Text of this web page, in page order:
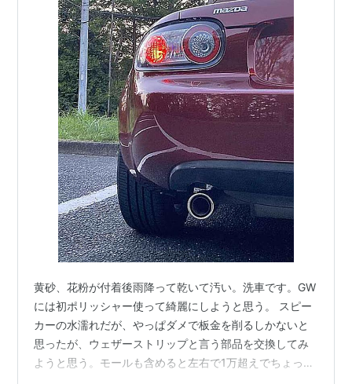
黄砂、花粉が付着後雨降って乾いて汚い。洗車です。GW
には初ポリッシャー使って綺麗にしようと思う。 スピー
カーの水濡れだが、やっぱダメで板金を削るしかないと
思ったが、ウェザーストリップと言う部品を交換してみ
ようと思う。モールも含めると左右で1万超えでちょっと